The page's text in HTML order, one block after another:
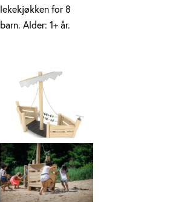
lekekjøkken for 8
barn. Alder: 1+ år.